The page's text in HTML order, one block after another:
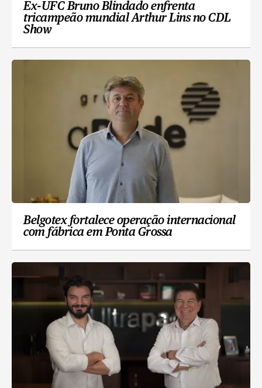
Ex-UFC Bruno Blindado enfrenta
tricampeão mundial Arthur Lins no CDL
Show
Belgotex fortalece operação internacional
com fábrica em Ponta Grossa